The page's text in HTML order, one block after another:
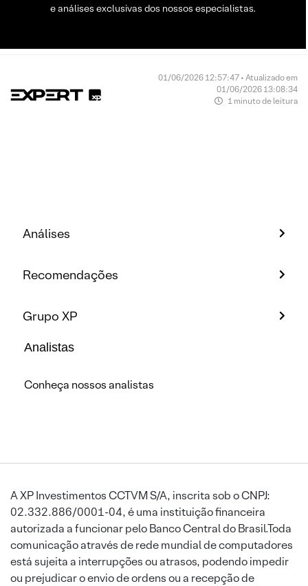
e análises exclusivas dos nossos especialistas.
01/06/2026 12:57:47 • Atualizado em
01/06/2026 13:08:34
1 minuto de leitura
Análises
Recomendações
Grupo XP
Analistas
Conheça nossos analistas
A XP Investimentos CCTVM S/A, inscrita sob o CNPJ:
02.332.886/0001-04, é uma instituição financeira
autorizada a funcionar pelo Banco Central do Brasil.Toda
comunicação através de rede mundial de computadores
está sujeita a interrupções ou atrasos, podendo impedir
ou prejudicar o envio de ordens ou a recepção de